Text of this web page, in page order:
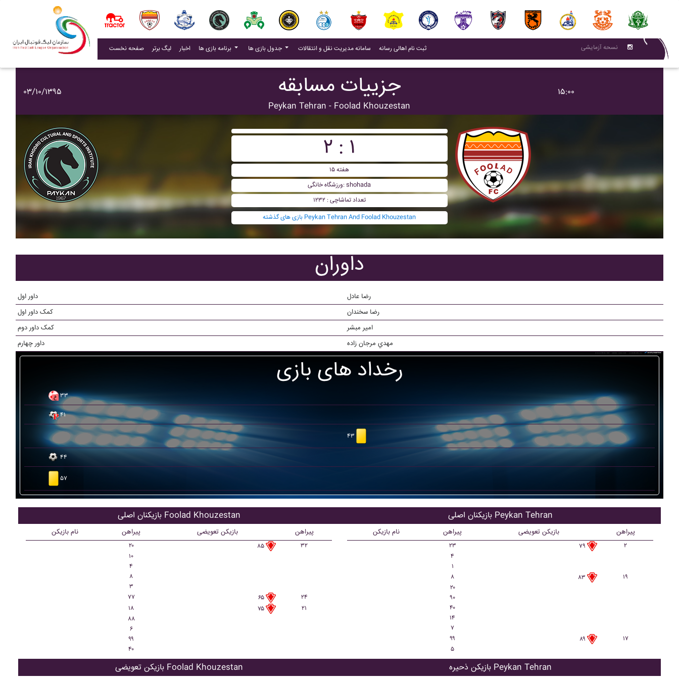
صفحه نخست لیگ برتر اخبار(current) برنامه بازی ها جدول بازی ها سامانه مدیریت نقل و انتقالات (current)
ثبت نام اهالی رسانه(current) نسحه آزمایشی
۰۳/۱۰/۱۳۹۵ جزییات مسابقه
Peykan Tehran - Foolad Khouzestan
۱۵:۰۰
۲ : ۱
هفته ۱۵
ورزشگاه خانگی: shohada
تعداد تماشاچی : ۱۲۳۲
بازی های گذشته Peykan Tehran And Foolad Khouzestan
داوران
داور اول
رضا عادل
کمک داور اول
رضا سخندان
کمک داور دوم
امير مبشر
داور چهارم
مهدي مرجان زاده
رخداد های بازی
۳۳
۴۱
۴۳
۴۴
۵۷
بازیکنان اصلی Foolad Khouzestan
نام بازیکن پیراهن بازیکن تعویضی پیراهن
۲۰ ۸۵
۳۲
۱۰
۴
۸
۳
۷۷
۶۵
۲۴
۱۸
۷۵
۲۱
۸۸
۶
۹۹
۴۰
بازیکن تعویضی Foolad Khouzestan
بازیکنان اصلی Peykan Tehran
نام بازیکن پیراهن بازیکن تعویضی پیراهن
۲۳ ۷۹
۲
۴
۱
۸
۸۳
۱۹
۲۰
۹۰
۴۰
۱۴
۷
۹۹
۸۹
۱۷
۵
بازیکن ذحیره Peykan Tehran